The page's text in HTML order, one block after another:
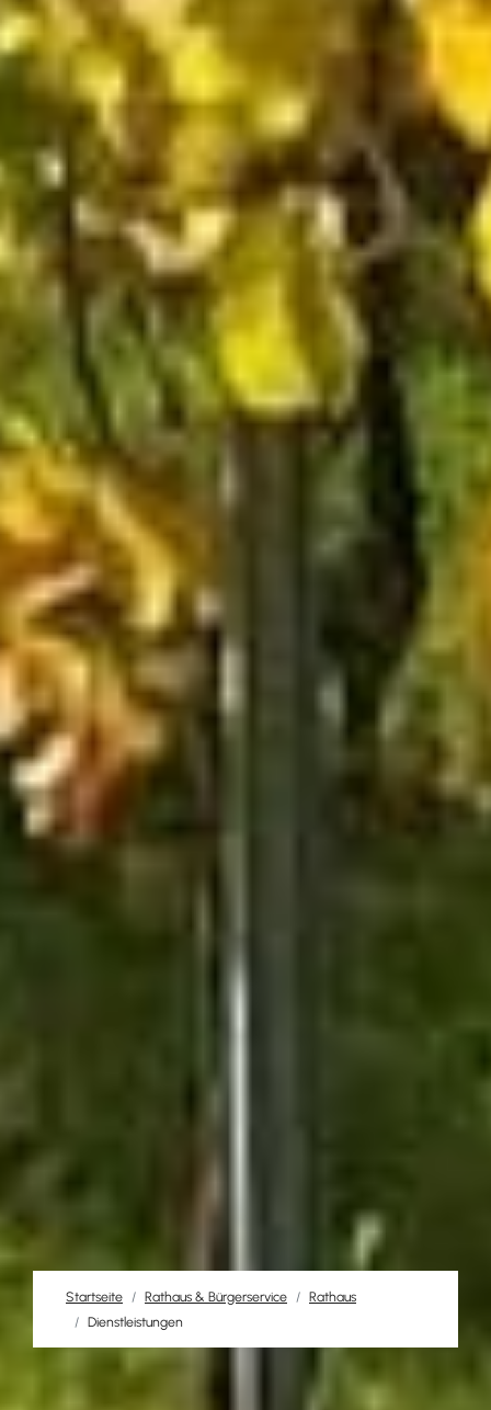
Startseite Rathaus & Bürgerservice
Rathaus
Dienstleistungen